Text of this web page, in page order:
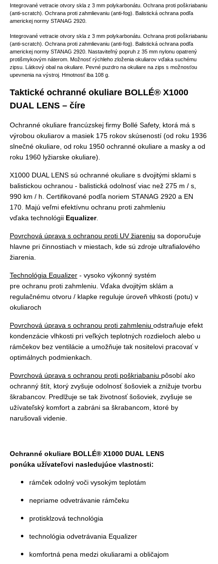
Integrované vetracie otvory skla z 3 mm polykarbonátu. Ochrana proti poškriabaniu
(anti-scratch). Ochrana proti zahmlievaniu (anti-fog). Balistická ochrana podľa
americkej normy STANAG 2920.
Integrované vetracie otvory skla z 3 mm polykarbonátu. Ochrana proti poškriabaniu
(anti-scratch). Ochrana proti zahmlievaniu (anti-fog). Balistická ochrana podľa
americkej normy STANAG 2920. Nastaviteľný popruh z 35 mm nylonu opatrený
protišmykovým náterom. Možnosť rýchleho zloženia okuliarov vďaka suchému
zipsu. Látkový obal na okuliare. Pevné puzdro na okuliare na zips s možnosťou
upevnenia na výstroj. Hmotnosť iba 108 g.
Taktické ochranné okuliare BOLLÉ® X1000
DUAL LENS – číre
Ochranné okuliare francúzskej firmy Bollé Safety, ktorá má s
výrobou okuliarov a masiek 175 rokov skúseností (od roku 1936
slnečné okuliare, od roku 1950 ochranné okuliare a masky a od
roku 1960 lyžiarske okuliare).
X1000 DUAL LENS sú ochranné okuliare s dvojitými sklami s
balistickou ochranou - balistická odolnosť viac než 275 m / s,
990 km / h. Certifikované podľa noriem STANAG 2920 a EN
170. Majú veľmi efektívnu ochranu proti zahmleniu
vďaka technológii Equalizer.
Povrchová úprava s ochranou proti UV žiareniu sa doporučuje
hlavne pri činnostiach v miestach, kde sú zdroje ultrafialového
žiarenia.
Technológia Equalizer - vysoko výkonný systém
pre ochranu proti zahmleniu. Vďaka dvojitým sklám a
regulačnému otvoru / klapke reguluje úroveň vlhkosti (potu) v
okuliaroch
Povrchová úprava s ochranou proti zahmleniu odstraňuje efekt
kondenzácie vlhkosti pri veľkých teplotných rozdieloch alebo u
rámčekov bez ventilácie a umožňuje tak nositelovi pracovať v
optimálnych podmienkach.
Povrchová úprava s ochranou proti poškriabaniu pôsobí ako
ochranný štít, ktorý zvyšuje odolnosť šošoviek a znižuje tvorbu
škrabancov. Predlžuje se tak životnosť šošoviek, zvyšuje se
užívateľský komfort a zabráni sa škrabancom, ktoré by
narušovali videnie.
Ochranné okuliare BOLLÉ® X1000 DUAL LENS
ponúka užívateľovi nasledujúce vlastnosti:
rámček odolný voči vysokým teplotám
nepriame odvetrávanie rámčeku
protisklzová technológia
technológia odvetrávania Equalizer
komfortná pena medzi okuliarami a obličajom